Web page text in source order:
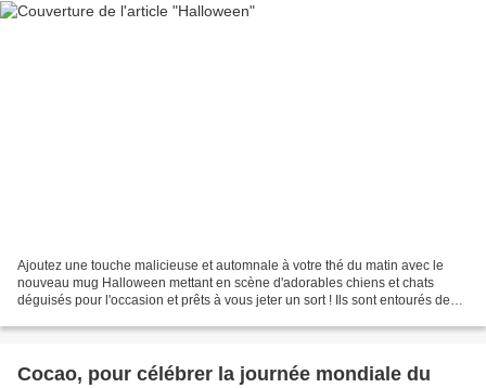
Ajoutez une touche malicieuse et automnale à votre thé du matin avec le
nouveau mug Halloween mettant en scène d'adorables chiens et chats
déguisés pour l'occasion et prêts à vous jeter un sort ! Ils sont entourés de
Cocao, pour célébrer la journée mondiale du